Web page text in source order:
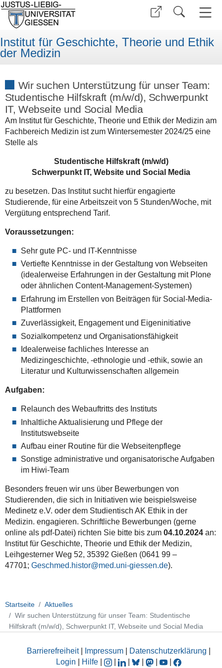
Institut für Geschichte, Theorie und Ethik
der Medizin
Wir suchen Unterstützung für unser Team:
Studentische Hilfskraft (m/w/d), Schwerpunkt
IT, Webseite und Social Media
Am Institut für Geschichte, Theorie und Ethik der Medizin am
Fachbereich Medizin ist zum Wintersemester 2024/25 eine
Stelle als
Studentische Hilfskraft (m/w/d)
Schwerpunkt IT, Website und Social Media
zu besetzen. Das Institut sucht hierfür engagierte
Studierende, für eine Arbeitszeit von 5 Stunden/Woche, mit
Vergütung entsprechend Tarif.
Voraussetzungen:
Sehr gute PC- und IT-Kenntnisse
Vertiefte Kenntnisse in der Gestaltung von Webseiten
(idealerweise Erfahrungen in der Gestaltung mit Plone
oder ähnlichen Content-Management-Systemen)
Erfahrung im Erstellen von Beiträgen für Social-Media-
Plattformen
Zuverlässigkeit, Engagement und Eigeninitiative
Sozialkompetenz und Organisationsfähigkeit
Idealerweise fachliches Interesse an
Medizingeschichte, -ethnologie und -ethik, sowie an
Literatur und Kulturwissenschaften allgemein
Aufgaben:
Relaunch des Webauftritts des Instituts
Inhaltliche Aktualisierung und Pflege der
Institutswebseite
Aufbau einer Routine für die Webseitenpflege
Sonstige administrative und organisatorische Aufgaben
im Hiwi-Team
Besonders freuen wir uns über Bewerbungen von
Studierenden, die sich in Initiativen wie beispielsweise
Medinetz e.V. oder dem Studientisch AK Ethik in der
Medizin. engagieren. Schriftliche Bewerbungen (gerne
online als pdf-Datei) richten Sie bitte bis zum 04.10.2024an:
Institut für Geschichte, Theorie und Ethik der Medizin,
Leihgesterner Weg 52, 35392 Gießen (0641 99 –
47701; Geschmed.histor@med.uni-giessen.de).
Startseite
Aktuelles
Wir suchen Unterstützung für unser Team: Studentische
Hilfskraft (m/w/d), Schwerpunkt IT, Webseite und Social Media
Barrierefreiheit| Impressum Datenschutzerklärung
Login
Hilfe